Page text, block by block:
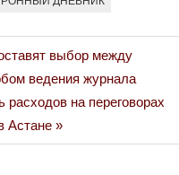
выбор между
ведения журнала
расходов на переговорах
Астане